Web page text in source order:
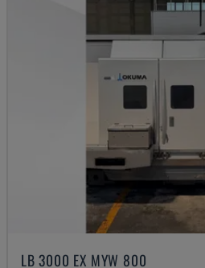
LB 3000 EX MYW 800